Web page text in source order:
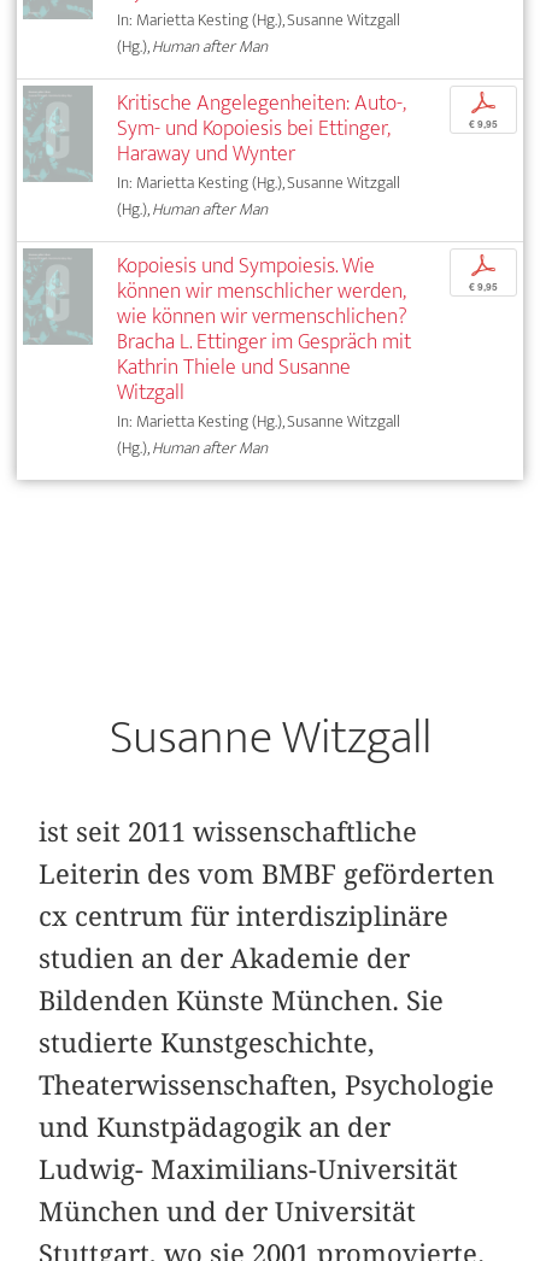
In: Marietta Kesting (Hg.), Susanne Witzgall
(Hg.),Human after Man
Kritische Angelegenheiten: Auto-,
Sym- und Kopoiesis bei Ettinger,
Haraway und Wynter
In: Marietta Kesting (Hg.), Susanne Witzgall
(Hg.),Human after Man
p
€ 9,95
Kopoiesis und Sympoiesis. Wie
können wir menschlicher werden,
wie können wir vermenschlichen?
Bracha L. Ettinger im Gespräch mit
Kathrin Thiele und Susanne
Witzgall
In: Marietta Kesting (Hg.), Susanne Witzgall
(Hg.),Human after Man
p
€ 9,95
Susanne Witzgall
ist seit 2011 wissenschaftliche
Leiterin des vom BMBF geförderten
cx centrum für interdisziplinäre
studien an der Akademie der
Bildenden Künste München. Sie
studierte Kunstgeschichte,
Theaterwissenschaften, Psychologie
und Kunstpädagogik an der
Ludwig- Maximilians-Universität
München und der Universität
Stuttgart, wo sie 2001 promovierte.